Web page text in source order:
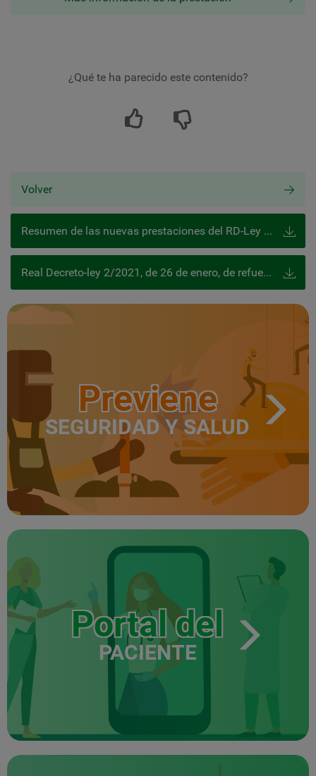
¿Qué te ha parecido este contenido?
Volver
Resumen de las nuevas prestaciones del RD-Ley 2/2021
Real Decreto-ley 2/2021, de 26 de enero, de refuerzo y consolidación de medidas sociales en defensa del empleo
Previene
SEGURIDAD Y SALUD
Portal del
PACIENTE